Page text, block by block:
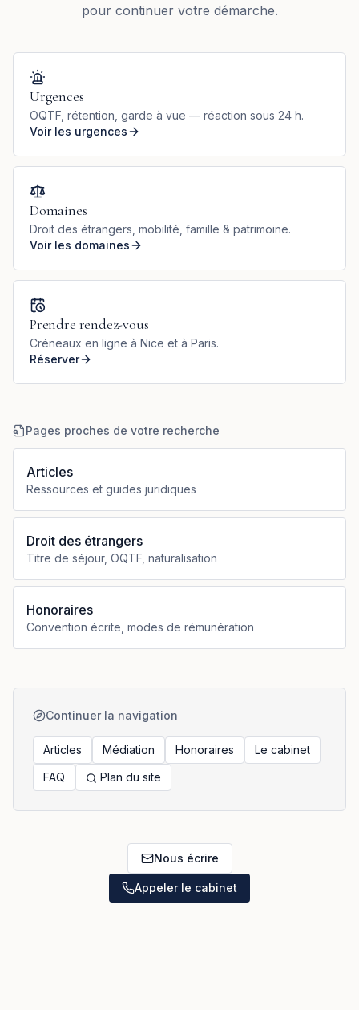
pour continuer votre démarche.
Urgences
OQTF, rétention, garde à vue — réaction sous 24 h.
Voir les urgences
Domaines
Droit des étrangers, mobilité, famille & patrimoine.
Voir les domaines
Prendre rendez-vous
Créneaux en ligne à Nice et à Paris.
Réserver
Pages proches de votre recherche
Articles
Ressources et guides juridiques
Droit des étrangers
Titre de séjour, OQTF, naturalisation
Honoraires
Convention écrite, modes de rémunération
Continuer la navigation
Articles Médiation Honoraires
Le cabinet
FAQ
Plan du site
Nous écrire
Appeler le cabinet